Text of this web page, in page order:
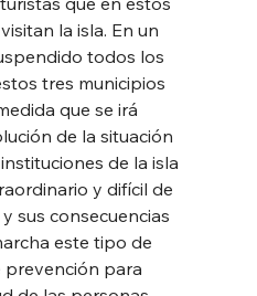
la isla. En un
todos los
tres municipios
que se irá
de la situación
de la isla
y difícil de
sus consecuencias
este tipo de
prevención para